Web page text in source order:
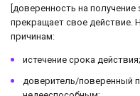
[доверенность на
прекращает свое действие.
причинам:
истечение срока действия;
доверитель/поверенный